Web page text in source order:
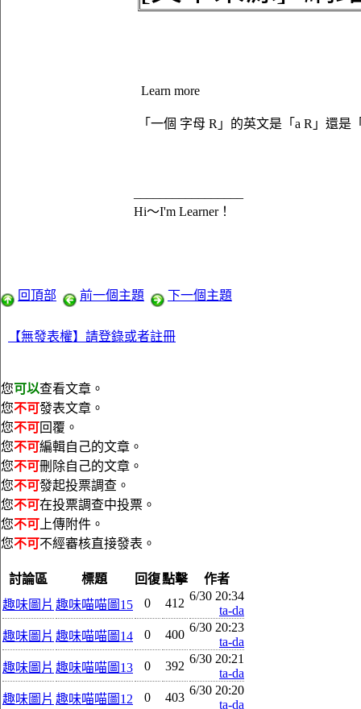
Learn more
「一個 字母 R」的英文是「a R」還是
Hi～I'm Learner！
回頂部 前一個主題 下一個主題
【無發表權】請登錄或者註冊
您可以查看文章。
您不可發表文章。
您不可回覆。
您不可編輯自己的文章。
您不可刪除自己的文章。
您不可發起投票調查。
您不可在投票調查中投票。
您不可 上傳附件。
您不可不經審核直接發表。
討論區 標題 回復點擊
作者
趣味圖片 趣味喵喵圖15 0 412
6/30 20:34
ta-da
趣味圖片 趣味喵喵圖14 0 400
6/30 20:23
ta-da
趣味圖片 趣味喵喵圖13 0 392
6/30 20:21
ta-da
趣味圖片 趣味喵喵圖12 0 403
6/30 20:20
ta-da